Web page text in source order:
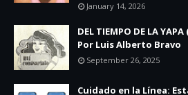
January 14, 2026
DEL TIEMPO DE LA
Por Luis Alberto Bravo
September 26, 2025
Cuidado en la Línea: